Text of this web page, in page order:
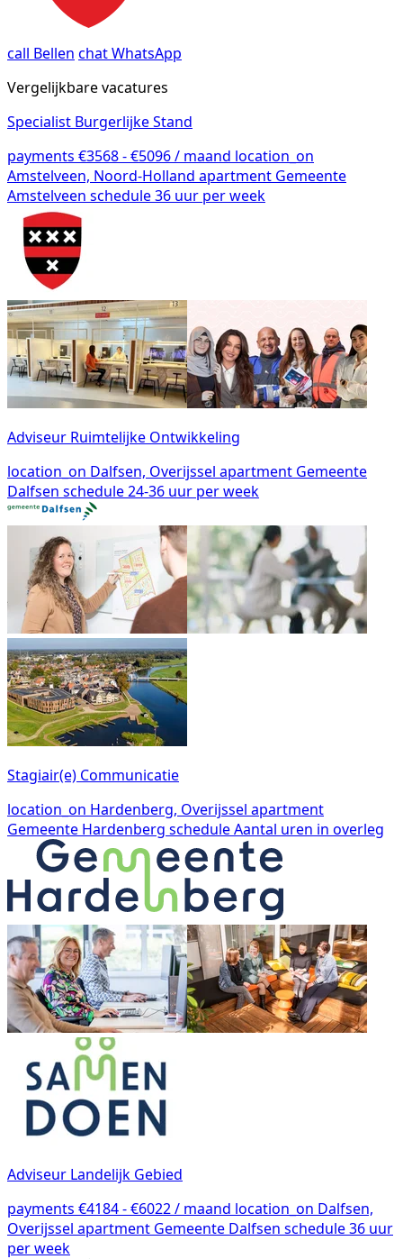
call Bellen chatWhatsApp
Vergelijkbare vacatures
Specialist Burgerlijke Stand
payments €3568 - €5096 / maand location_on
Amstelveen, Noord-Holland apartment Gemeente
Amstelveen schedule36 uur per week
Adviseur Ruimtelijke Ontwikkeling
location_on Dalfsen, Overijssel apartment Gemeente
Dalfsen schedule24-36 uur per week
Stagiair(e) Communicatie
location_on Hardenberg, Overijssel apartment
Gemeente Hardenberg scheduleAantal uren in overleg
Adviseur Landelijk Gebied
payments €4184 - €6022 / maand location_on Dalfsen,
Overijssel apartment Gemeente Dalfsen schedule36 uur
per week